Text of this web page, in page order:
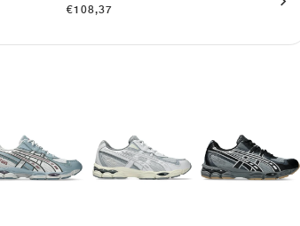
€108,37